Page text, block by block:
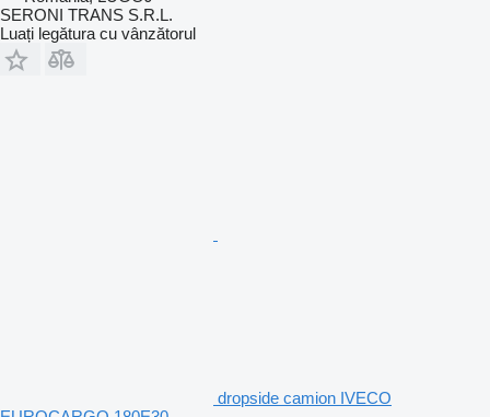
SERONI TRANS S.R.L.
Luați legătura cu vânzătorul
dropside camion IVECO